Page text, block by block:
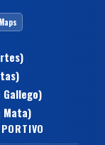
Maps
Mata)